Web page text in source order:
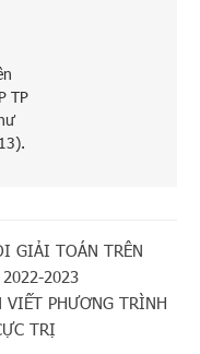
TP
GIẢI TOÁN TRÊN
2023
PHƯƠNG TRÌNH
TRỊ